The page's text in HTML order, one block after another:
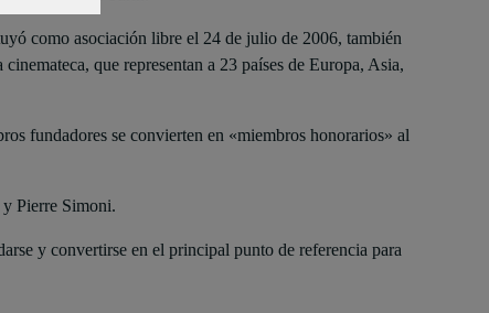
como asociación libre el 24 de julio de 2006, también
que representan a 23 países de Europa, Asia,
fundadores se convierten en «miembros honorarios» al
Pierre Simoni.
y convertirse en el principal punto de referencia para